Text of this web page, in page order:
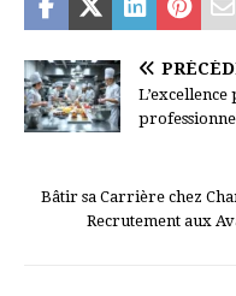
Bâtir sa Carrière chez
Recrutement aux